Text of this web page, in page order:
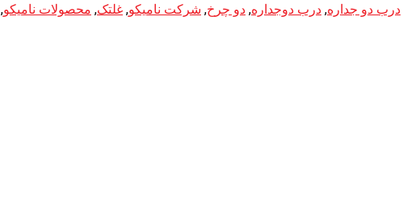
درب دو جداره, درب دوجداره, دو چرخ, شرکت نامیکو, غلتک, محصولات نامیکو,